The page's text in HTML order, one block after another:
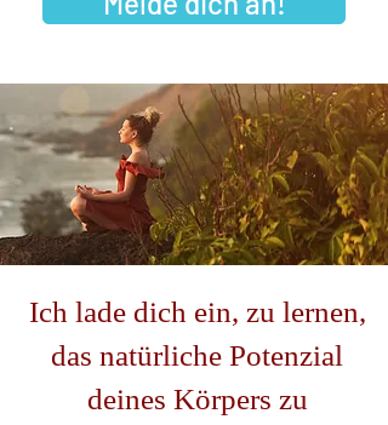
Ich lade dich ein, zu lernen,
das natürliche Potenzial
deines Körpers zu